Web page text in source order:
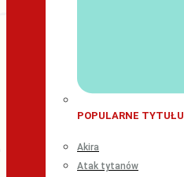
POPULARNE TYTUŁU
Akira
Atak tytanów